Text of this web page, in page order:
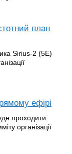
план
Sirius-2 (5Е)
ефірі
проходити
організації